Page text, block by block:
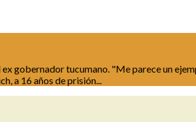
gobernador tucumano. "Me parece un
a 16 años de prisión...